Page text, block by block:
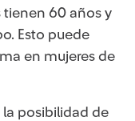
tienen 60 años y
Esto puede
en mujeres de
la posibilidad de